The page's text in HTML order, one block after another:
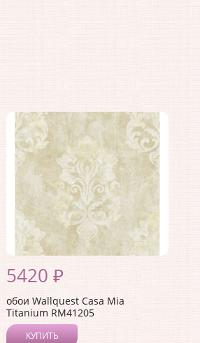
5420 ₽
обои Wallquest Casa Mia
Titanium RM41205
КУПИТЬ